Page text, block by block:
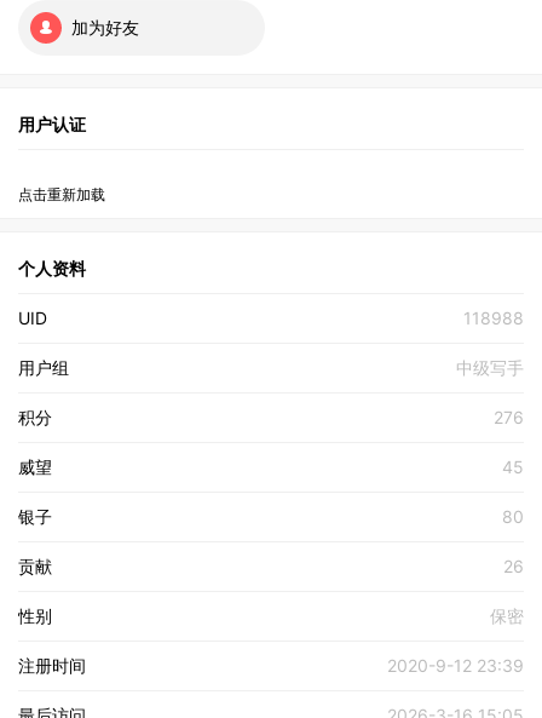
加为好友
用户认证
点击重新加载
个人资料
UID 118988
用户组 中级写手
276
积分
45
威望
80
银子
26
贡献
性别 保密
注册时间 2020-9-12 23:39